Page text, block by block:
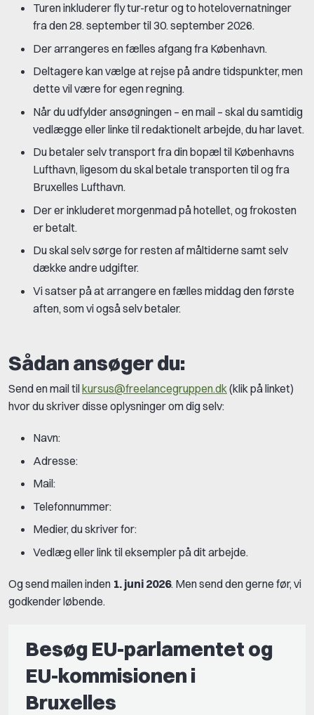
Turen inkluderer fly tur-retur og to hotelovernatninger
fra den 28. september til 30. september 2026.
Der arrangeres en fælles afgang fra København.
Deltagere kan vælge at rejse på andre tidspunkter, men
dette vil være for egen regning.
Når du udfylder ansøgningen – en mail – skal du samtidig
vedlægge eller linke til redaktionelt arbejde, du har lavet.
Du betaler selv transport fra din bopæl til Københavns
Lufthavn, ligesom du skal betale transporten til og fra
Bruxelles Lufthavn.
Der er inkluderet morgenmad på hotellet, og frokosten
er betalt.
Du skal selv sørge for resten af måltiderne samt selv
dække andre udgifter.
Vi satser på at arrangere en fælles middag den første
aften, som vi også selv betaler.
Sådan ansøger du:
Send en mail tilkursus@freelancegruppen.dk(klik på linket)
hvor du skriver disse oplysninger om dig selv:
Navn:
Adresse:
Mail:
Telefonnummer:
Medier, du skriver for:
Vedlæg eller link til eksempler på dit arbejde.
Og send mailen inden 1. juni 2026. Men send den gerne før, vi
godkender løbende.
Besøg EU-parlamentet og
EU-kommisionen i
Bruxelles